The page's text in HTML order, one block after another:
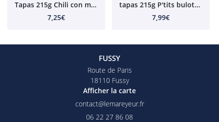
Tapas 215g Chili con moules*, Espelette et gingembre
7,25€
tapas 215g P'tits bulots, poivrons grillés et limón
7,99€
FUSSY
Route de Paris
18110 Fussy
Afficher la carte
06 22 27 86 08